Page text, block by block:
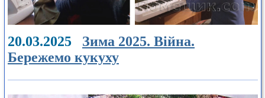
20.03.2025 Зима 2025. Війна.
Бережемо кукуху